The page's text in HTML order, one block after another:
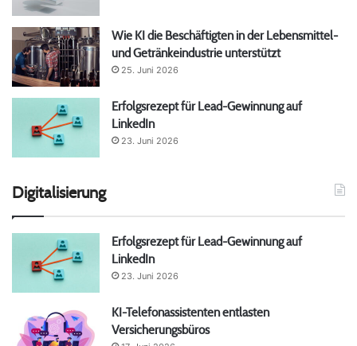
Wie KI die Beschäftigten in der Lebensmittel-
und Getränkeindustrie unterstützt
25. Juni 2026
Erfolgsrezept für Lead-Gewinnung auf
LinkedIn
23. Juni 2026
Digitalisierung
Erfolgsrezept für Lead-Gewinnung auf
LinkedIn
23. Juni 2026
KI-Telefonassistenten entlasten
Versicherungsbüros